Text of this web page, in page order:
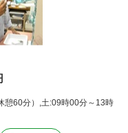
憩60分）,土:09時00分～13時